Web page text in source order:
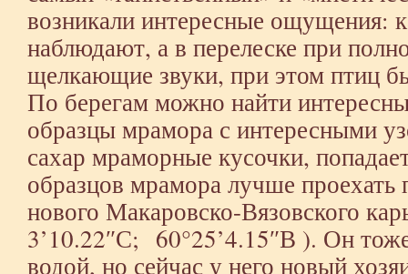
возникали интересные ощущения:
наблюдают, а в перелеске при
щелкающие звуки, при этом птиц
По берегам можно найти
образцы мрамора с интересными
сахар мраморные кусочки,
образцов мрамора лучше проехать
нового Макаровско-Вязовского
3’10.22″С; 60°25’4.15″В ). Он тоже
водой, но сейчас у него новый